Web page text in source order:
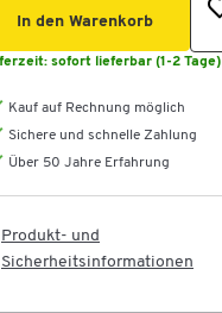
In den Warenkorb
sofort lieferbar (1-2 Tage)
Kauf auf Rechnung möglich
Sichere und schnelle Zahlung
Über 50 Jahre Erfahrung
Produkt- und
Sicherheitsinformationen